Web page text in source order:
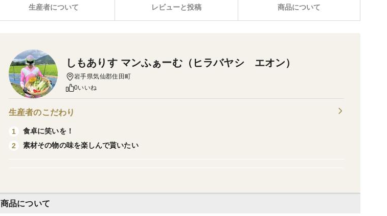
レビューと投稿 商品について
生産者について
商品について
しもありす マンふぁーむ（ヒラバヤシ エオン）
岩手県気仙郡住田町
0いいね
生産者のこだわり
1
食卓に笑いを！
2
素材その物の味を楽しんで貰いたい